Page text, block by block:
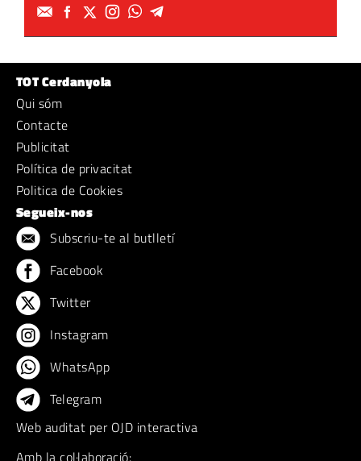
TOT Cerdanyola
Qui sóm
Contacte
Publicitat
Política de privacitat
Politica de Cookies
Segueix-nos
Subscriu-te al butlletí
Facebook
Twitter
Instagram
WhatsApp
Telegram
Web auditat per OJD interactiva
Amb la col·laboració: